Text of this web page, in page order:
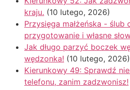
kraju. (10 lutego, 2026)
Przysięga małżeńska - ślub
przygotowanie i własne
Jak długo parzyć boczek
wędzonka! (10 lutego, 2026)
Kierunkowy 49: Sprawdź
telefonu, zanim zadzwonisz!